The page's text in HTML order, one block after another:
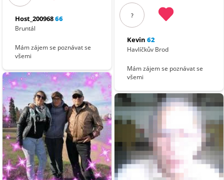
Host_20096866
Bruntál
Mám zájem se poznávat se
všemi
?
Kevin 62
Havlíčkův Brod
Mám zájem se poznávat se
všemi